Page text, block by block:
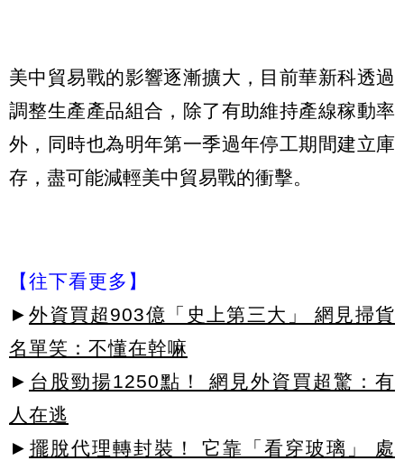
美中貿易戰的影響逐漸擴大，目前華新科透過
調整生產產品組合，除了有助維持產線稼動率
外，同時也為明年第一季過年停工期間建立庫
存，盡可能減輕美中貿易戰的衝擊。
【往下看更多】
► 外資買超903億「史上第三大」 網見掃貨
名單笑：不懂在幹嘛
► 台股勁揚1250點！ 網見外資買超驚：有
人在逃
► 擺脫代理轉封裝！ 它靠「看穿玻璃」 處